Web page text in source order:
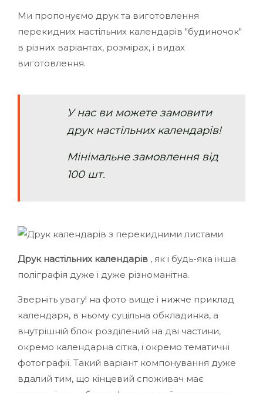
Ми пропонуємо друк та виготовлення
перекидних настільних календарів "будиночок"
в різних варіантах, розмірах, і видах
виготовлення.
У нас ви можете замовити
друк настільних календарів!
Мінімальне замовлення від
100 шт.
Друк настільних календарів , як і будь-яка інша
поліграфія дуже і дуже різноманітна.
Зверніть увагу! на фото вище і нижче приклад
календаря, в ньому суцільна обкладинка, а
внутрішній блок розділений на дві частини,
окремо календарна сітка, і окремо тематичні
фотографії. Такий варіант компонування дуже
вдалий тим, що кінцевий споживач має